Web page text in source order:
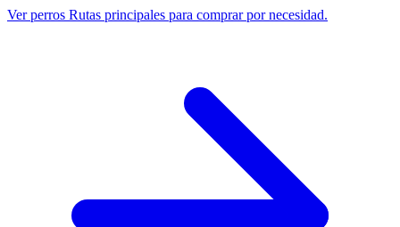
Ver perros Rutas principales para comprar por necesidad.